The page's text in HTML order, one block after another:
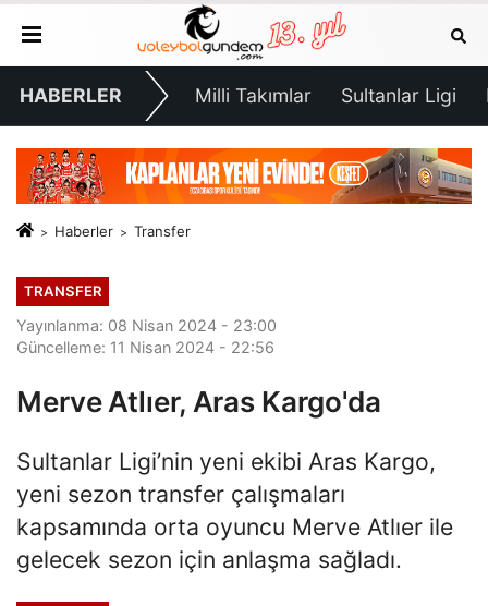
HABERLER Milli Takımlar Sultanlar Ligi
Haberler Transfer
TRANSFER
Yayınlanma: 08 Nisan 2024 - 23:00
Güncelleme: 11 Nisan 2024 - 22:56
Merve Atlıer, Aras Kargo'da
Sultanlar Ligi’nin yeni ekibi Aras Kargo,
yeni sezon transfer çalışmaları
kapsamında orta oyuncu Merve Atlıer ile
gelecek sezon için anlaşma sağladı.